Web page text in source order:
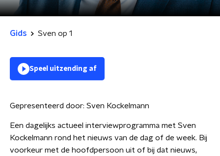
Gids Sven op 1
Speel uitzending af
Gepresenteerd door: Sven Kockelmann
Een dagelijks actueel interviewprogramma met Sven
Kockelmann rond het nieuws van de dag of de week. Bij
voorkeur met de hoofdpersoon uit of bij dat nieuws,